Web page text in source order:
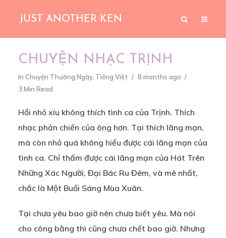
JUST ANOTHER KEN
CHUYỆN NHẠC TRỊNH
In Chuyện Thường Ngày, Tiếng Việt
8 months ago
3 Min Read
Hồi nhỏ xíu không thích tình ca của Trịnh. Thích
nhạc phản chiến của ông hơn. Tại thích lãng mạn,
mà còn nhỏ quá không hiểu được cái lãng mạn của
tình ca. Chỉ thấm được cái lãng mạn của Hát Trên
Những Xác Người, Đại Bác Ru Đêm, và mê nhất,
chắc là Một Buổi Sáng Mùa Xuân.
Tại chưa yêu bao giờ nên chưa biết yêu. Mà nói
cho công bằng thì cũng chưa chết bao giờ. Nhưng